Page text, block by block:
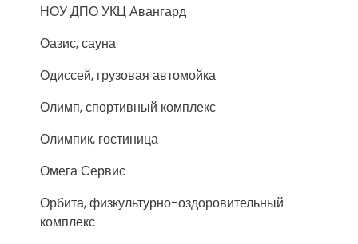
НОУ ДПО УКЦ Авангард
Оазис, сауна
Одиссей, грузовая автомойка
Олимп, спортивный комплекс
Олимпик, гостиница
Омега Сервис
Орбита, физкультурно-оздоровительный
комплекс